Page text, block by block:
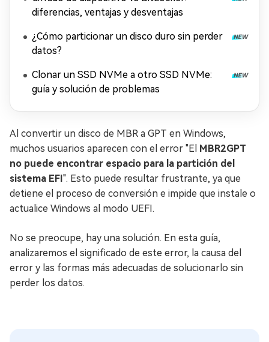
diferencias, ventajas y desventajas
¿Cómo particionar un disco duro sin perder
datos?
Clonar un SSD NVMe a otro SSD NVMe:
guía y solución de problemas
Al convertir un disco de MBR a GPT en Windows,
muchos usuarios aparecen con el error "El MBR2GPT
no puede encontrar espacio para la partición del
sistema EFI". Esto puede resultar frustrante, ya que
detiene el proceso de conversión e impide que instale o
actualice Windows al modo UEFI.
No se preocupe, hay una solución. En esta guía,
analizaremos el significado de este error, la causa del
error y las formas más adecuadas de solucionarlo sin
perder los datos.